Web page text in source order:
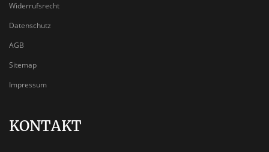
Widerrufsrecht
Datenschutz
AGB
Sitemap
Impressum
KONTAKT